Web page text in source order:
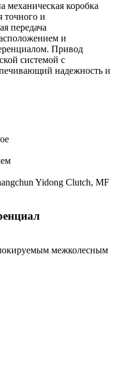
коробка
точного и
передача
и
Привод
системой с
надежность и
Yidong Clutch, MF
межколесным